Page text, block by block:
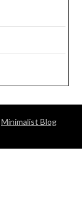
Minimalist Blog